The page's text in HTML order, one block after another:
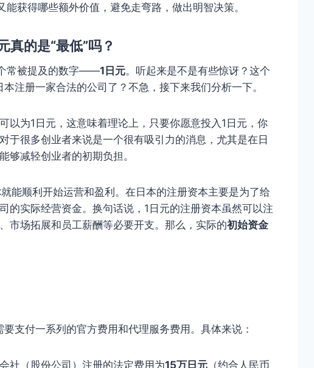
获得哪些额外价值，避免走弯路，做出明智决策。
真的是“最低”吗？
常被提及的数字——1日元。听起来是不是有些惊讶？这个
注册一家合法的公司了？不急，接下来我们分析一下。
以为1日元，这意味着理论上，只要你愿意投入1日元，你
于很多创业者来说是一个很有吸引力的消息，尤其是在日
够减轻创业者的初期负担。
能顺利开始运营和盈利。在日本的注册资本主要是为了给
的实际经营资金。换句话说，1日元的注册资本虽然可以注
市场拓展和员工薪酬等必要开支。那么，实际的初始资金
支付一系列的官方费用和代理服务费用。具体来说：
社（股份公司）注册的法定费用为15万日元 （约合人民币